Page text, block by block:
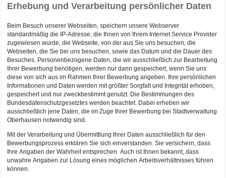
Erhebung und Verarbeitung persönlicher Daten
Beim Besuch unserer Webseiten, speichern unsere Webserver
standardmäßig die IP-Adresse, die Ihnen von Ihrem Internet Service Provider
zugewiesen wurde, die Webseite, von der aus Sie uns besuchen, die
Webseiten, die Sie bei uns besuchen, sowie das Datum und die Dauer des
Besuches. Personenbezogene Daten, die wir ausschließlich zur Bearbeitung
Ihrer Bewerbung benötigen, werden nur dann gespeichert, wenn Sie uns
diese von sich aus im Rahmen Ihrer Bewerbung angeben. Ihre persönlichen
Informationen und Daten werden mit größter Sorgfalt und Integrität erhoben,
gespeichert und nur zweckbestimmt genutzt. Die Bestimmungen des
Bundesdatenschutzgesetztes werden beachtet. Dabei erheben wir
ausschließlich jene Daten, die im Zuge Ihrer Bewerbung bei Stadtverwaltung
Oberhausen notwendig sind.
Mit der Verarbeitung und Übermittlung Ihrer Daten ausschließlich für den
Bewerbungsprozess erklären Sie sich einverstanden. Sie versichern, dass
Ihre Angaben der Wahrheit entsprechen. Auch ist Ihnen bekannt, dass
unwahre Angaben zur Lösung eines möglichen Arbeitsverhältnisses führen
können.